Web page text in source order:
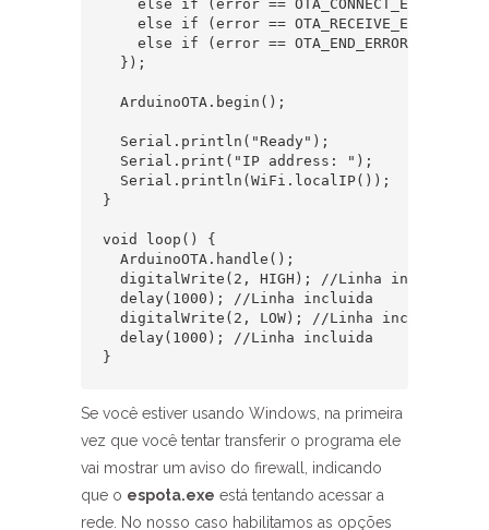
else if (error == OTA_CONNECT_ERROR)
else if (error == OTA_RECEIVE_ERROR)
else if (error == OTA_END_ERROR)
  });
  ArduinoOTA.begin();
  Serial.println("Ready");
  Serial.print("IP address: ");
  Serial.println(WiFi.localIP());
}
void loop() {
  ArduinoOTA.handle();
  digitalWrite(2, HIGH); //Linha incluida
  delay(1000); //Linha incluida
  digitalWrite(2, LOW); //Linha incluida
  delay(1000); //Linha incluida
}
Se você estiver usando Windows, na primeira
vez que você tentar transferir o programa ele
vai mostrar um aviso do firewall, indicando
que o espota.exe está tentando acessar a
rede. No nosso caso habilitamos as opções